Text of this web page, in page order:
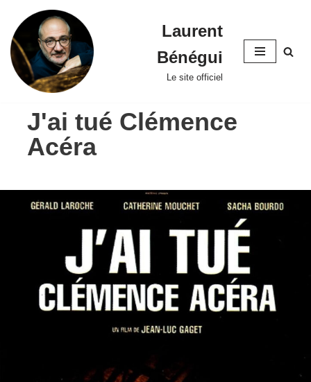
Skip
to
content
Laurent
Bénégui
Le site officiel
J'ai tué Clémence
Acéra